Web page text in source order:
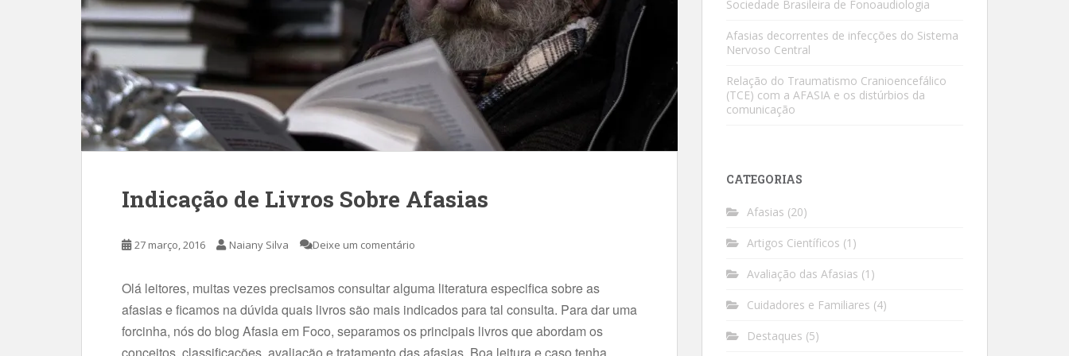
Indicação de Livros Sobre Afasias
27 março, 2016 Naiany Silva Deixe um comentário
Olá leitores, muitas vezes precisamos consultar alguma literatura especifica sobre as
afasias e ficamos na dúvida quais livros são mais indicados para tal consulta. Para dar uma
forcinha, nós do blog Afasia em Foco, separamos os principais livros que abordam os
Sociedade Brasileira de Fonoaudiologia
Afasias decorrentes de infecções do Sistema
Nervoso Central
Relação do Traumatismo Cranioencefálico
(TCE) com a AFASIA e os distúrbios da
comunicação
CATEGORIAS
Afasias (20)
Artigos Científicos (1)
Avaliação das Afasias (1)
Cuidadores e Familiares (4)
Destaques (5)